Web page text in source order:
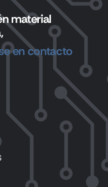
material
en contacto